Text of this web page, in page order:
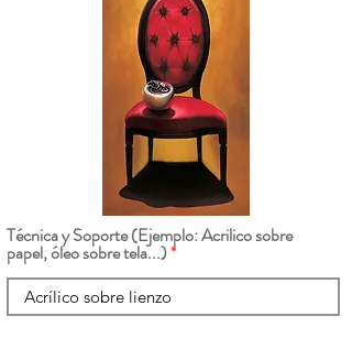
Técnica y Soporte (Ejemplo: Acrilico sobre
papel, óleo sobre tela...)